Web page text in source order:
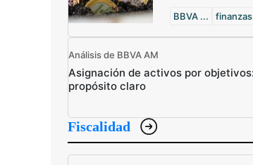
BBVA ...
Análisis de BBVA AM
Asignación de activos por
propósito claro
Fiscalidad